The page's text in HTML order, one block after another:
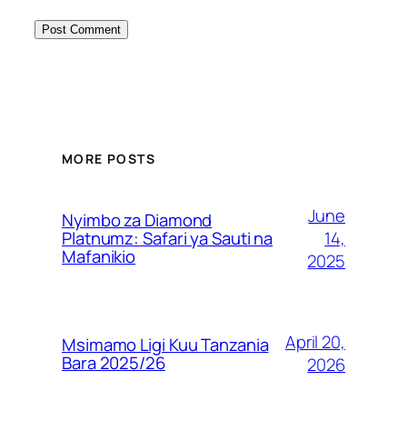
MORE POSTS
Nyimbo za Diamond
Platnumz: Safari ya Sauti na
Mafanikio
June
14,
2025
Msimamo Ligi Kuu Tanzania
Bara 2025/26
April 20,
2026